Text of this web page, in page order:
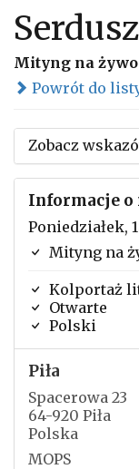
Mityng na żywo
Powrót do
Zobacz
Informacje
Poniedziałek,
Mityng na
Kolportaż
Otwarte
Polski
Piła
Spacerowa 23
64-920 Piła
Polska
MOPS